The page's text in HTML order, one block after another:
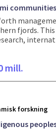
fjords.
mill.
forskning